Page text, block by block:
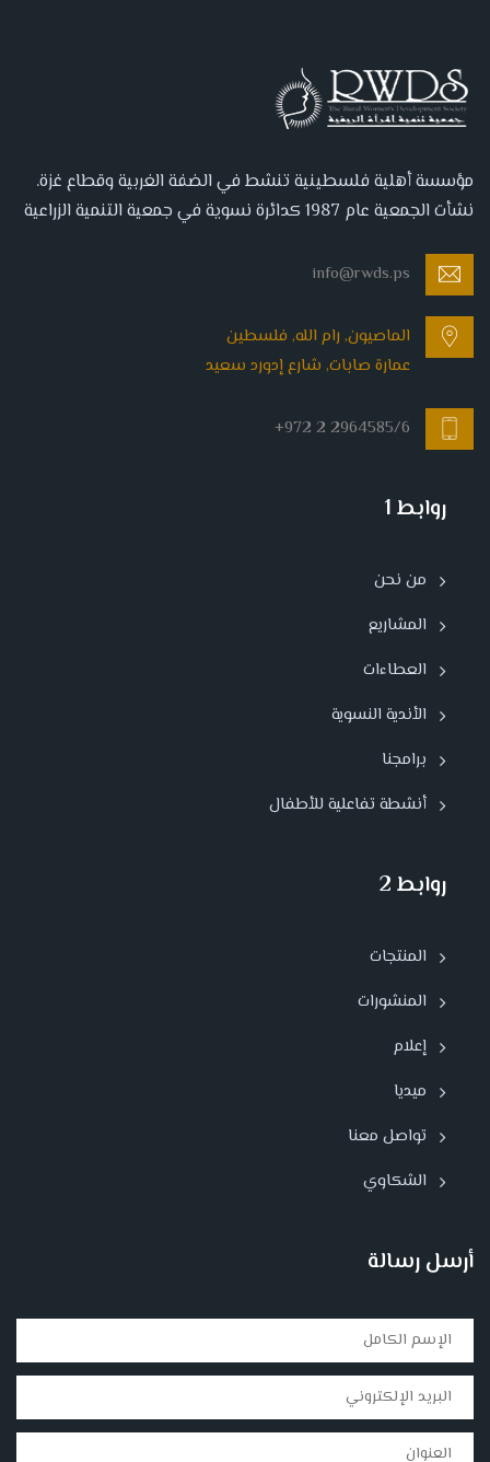
مؤسسة أهلية فلسطينية تنشط في الضفة الغربية وقطاع غزة.
نشأت الجمعية عام 1987 كدائرة نسوية في جمعية التنمية الزراعية
info@rwds.ps
الماصيون, رام الله, فلسطين
عمارة صابات, شارع إدورد سعيد
+972 2 2964585/6
روابط 1
من نحن
المشاريع
العطاءات
الأندية النسوية
برامجنا
أنشطة تفاعلية للأطفال
روابط 2
المنتجات
المنشورات
إعلام
ميديا
تواصل معنا
الشكاوي
أرسل رسالة